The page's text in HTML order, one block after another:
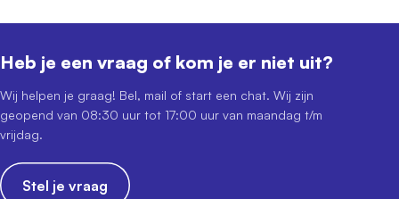
Heb je een vraag of kom je er niet uit?
Wij helpen je graag! Bel, mail of start een chat. Wij zijn
geopend van 08:30 uur tot 17:00 uur van maandag t/m
vrijdag.
Stel je vraag